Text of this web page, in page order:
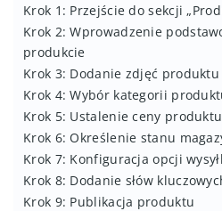
Krok 1: Przejście do sekcji
Krok 2: Wprowadzenie
produkcie
Krok 3: Dodanie zdjęć produktu
Krok 4: Wybór kategorii
Krok 5: Ustalenie ceny produktu
Krok 6: Określenie stanu
Krok 7: Konfiguracja opcji
Krok 8: Dodanie słów
Krok 9: Publikacja produktu